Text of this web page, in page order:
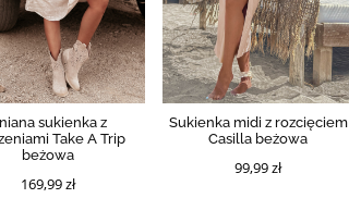
sukienka z
Take A Trip
beżowa
169,99 zł
Sukienka midi z rozcięciem
Casilla beżowa
99,99 zł